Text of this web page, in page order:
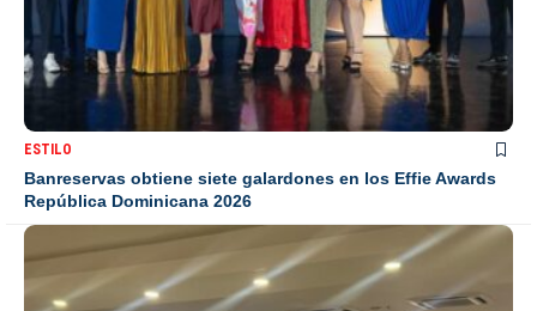
ESTILO
Banreservas obtiene siete galardones en los Effie Awards
República Dominicana 2026